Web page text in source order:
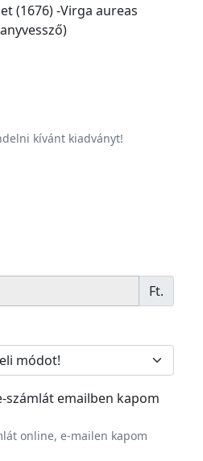
(1676) -Virga aureas
kívánt kiadványt!
Ft.
számlát emailben kapom
online, e-mailen kapom